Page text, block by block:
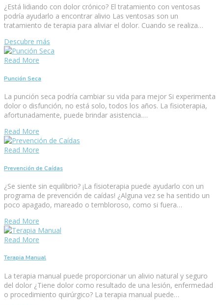
¿Está lidiando con dolor crónico? El tratamiento con ventosas
podría ayudarlo a encontrar alivio Las ventosas son un
tratamiento de terapia para aliviar el dolor. Cuando se realiza…
Descubre más
Read More
Punción Seca
La punción seca podría cambiar su vida para mejor Si experimenta
dolor o disfunción, no está solo, todos los años. La fisioterapia,
afortunadamente, puede brindar asistencia.…
Read More
Read More
Prevención de Caídas
¿Se siente sin equilibrio? ¡La fisioterapia puede ayudarlo con un
programa de prevención de caídas! ¿Alguna vez se ha sentido un
poco apagado, mareado o tembloroso, como si fuera…
Read More
Read More
Terapia Manual
La terapia manual puede proporcionar un alivio natural y seguro
del dolor ¿Tiene dolor como resultado de una lesión, enfermedad
o procedimiento quirúrgico? La terapia manual puede…